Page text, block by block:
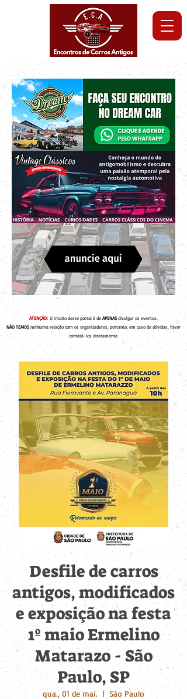
ATENÇÃO: O intuito deste portal é de APENAS divulgar os eventos.
NÃO TEMOS nenhuma relação com os organizadores, portanto, em caso de dúvidas, favor
contatá-los diretamente.
Desfile de carros
antigos, modificados
e exposição na festa
1º maio Ermelino
Matarazo - São
Paulo, SP
qua., 01 de mai.
  |
São Paulo